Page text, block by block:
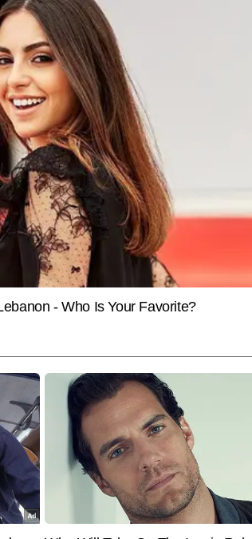
इंसान हैं- ऐसा क्यों बोल गए
महासंघ के अध्यक्ष
INDIA
AISA की अध्यक्ष नेहा बोरा पर
स्याही, छात्रों के प्रदर्शन को
पहुंची हैं रांची
में सीनियर कॉपी एडिटर के रूप में कार्यरत हैं और मीडिया में 9
के बाद से ही वे न्यूजरूम के विभिन्न आयामों—कॉपी एडिटिंग,
काम कर रहे हैं। राष्ट्रीय, अंतरराष्ट्रीय और ब्रेकिंग न्यूज
फैक्ट चेकिंग और स्टोरी के अहम पहलुओं को पाठकों तक सरल
End of Article